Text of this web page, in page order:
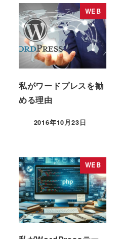
WEB
私がワードプレスを勧
める理由
投稿日
2016年10月23日
WEB